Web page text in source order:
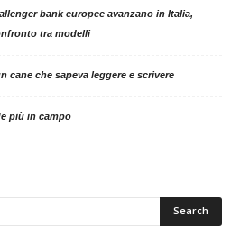
bank europee avanzano in Italia,
tra modelli
cane che sapeva leggere e scrivere
più in campo